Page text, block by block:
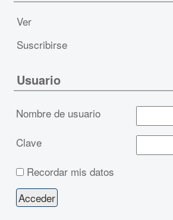
Ver
Suscribirse
Usuario
Nombre de usuario
Clave
Recordar mis datos